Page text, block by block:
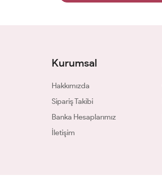
Kurumsal
Hakkımızda
Sipariş Takibi
Banka Hesaplarımız
İletişim